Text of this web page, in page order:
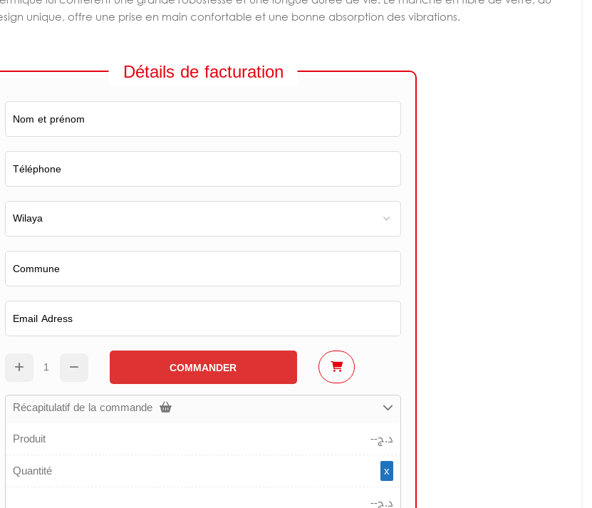
unique, offre une prise en main confortable et une bonne absorption des vibrations.
Détails de facturation
COMMANDER
Récapitulatif de la commande
Produit
--د.ج
Quantité
x
--د.ج